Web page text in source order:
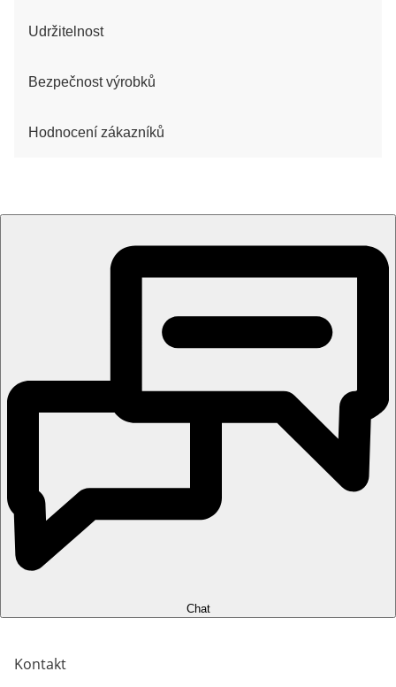
Udržitelnost
Bezpečnost výrobků
Hodnocení zákazníků
Chat
Kontakt